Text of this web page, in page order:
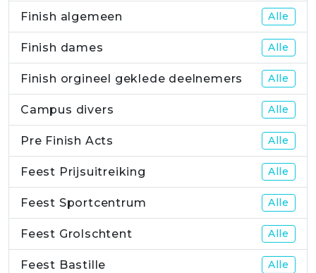
Finish algemeen Alle
Finish dames Alle
Finish orgineel geklede deelnemers Alle
Campus divers Alle
Pre Finish Acts Alle
Feest Prijsuitreiking Alle
Feest Sportcentrum Alle
Feest Grolschtent Alle
Feest Bastille Alle